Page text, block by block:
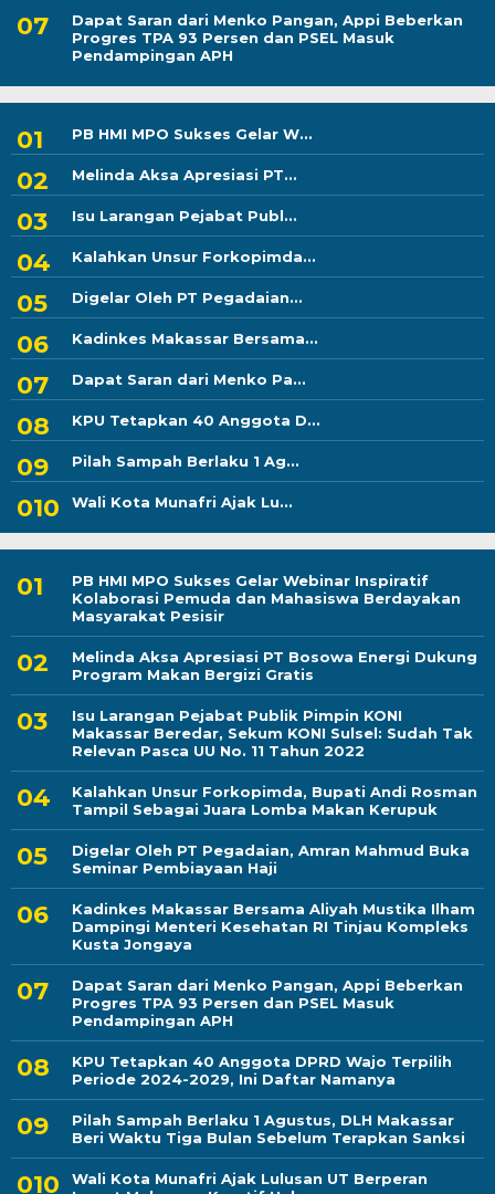
Dapat Saran dari Menko Pangan, Appi Beberkan
Progres TPA 93 Persen dan PSEL Masuk
Pendampingan APH
PB HMI MPO Sukses Gelar W...
Melinda Aksa Apresiasi PT...
Isu Larangan Pejabat Publ...
Kalahkan Unsur Forkopimda...
Digelar Oleh PT Pegadaian...
Kadinkes Makassar Bersama...
Dapat Saran dari Menko Pa...
KPU Tetapkan 40 Anggota D...
Pilah Sampah Berlaku 1 Ag...
Wali Kota Munafri Ajak Lu...
PB HMI MPO Sukses Gelar Webinar Inspiratif
Kolaborasi Pemuda dan Mahasiswa Berdayakan
Masyarakat Pesisir
Melinda Aksa Apresiasi PT Bosowa Energi Dukung
Program Makan Bergizi Gratis
Isu Larangan Pejabat Publik Pimpin KONI
Makassar Beredar, Sekum KONI Sulsel: Sudah Tak
Relevan Pasca UU No. 11 Tahun 2022
Kalahkan Unsur Forkopimda, Bupati Andi Rosman
Tampil Sebagai Juara Lomba Makan Kerupuk
Digelar Oleh PT Pegadaian, Amran Mahmud Buka
Seminar Pembiayaan Haji
Kadinkes Makassar Bersama Aliyah Mustika Ilham
Dampingi Menteri Kesehatan RI Tinjau Kompleks
Kusta Jongaya
Dapat Saran dari Menko Pangan, Appi Beberkan
Progres TPA 93 Persen dan PSEL Masuk
Pendampingan APH
KPU Tetapkan 40 Anggota DPRD Wajo Terpilih
Periode 2024-2029, Ini Daftar Namanya
Pilah Sampah Berlaku 1 Agustus, DLH Makassar
Beri Waktu Tiga Bulan Sebelum Terapkan Sanksi
Wali Kota Munafri Ajak Lulusan UT Berperan